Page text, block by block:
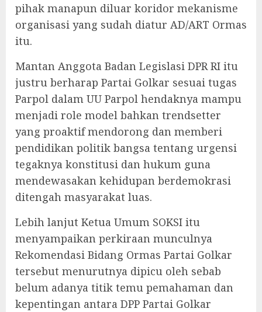
pihak manapun diluar koridor mekanisme
organisasi yang sudah diatur AD/ART Ormas
itu.
Mantan Anggota Badan Legislasi DPR RI itu
justru berharap Partai Golkar sesuai tugas
Parpol dalam UU Parpol hendaknya mampu
menjadi role model bahkan trendsetter
yang proaktif mendorong dan memberi
pendidikan politik bangsa tentang urgensi
tegaknya konstitusi dan hukum guna
mendewasakan kehidupan berdemokrasi
ditengah masyarakat luas.
Lebih lanjut Ketua Umum SOKSI itu
menyampaikan perkiraan munculnya
Rekomendasi Bidang Ormas Partai Golkar
tersebut menurutnya dipicu oleh sebab
belum adanya titik temu pemahaman dan
kepentingan antara DPP Partai Golkar